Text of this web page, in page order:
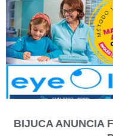
BIJUCA ANUNCIA